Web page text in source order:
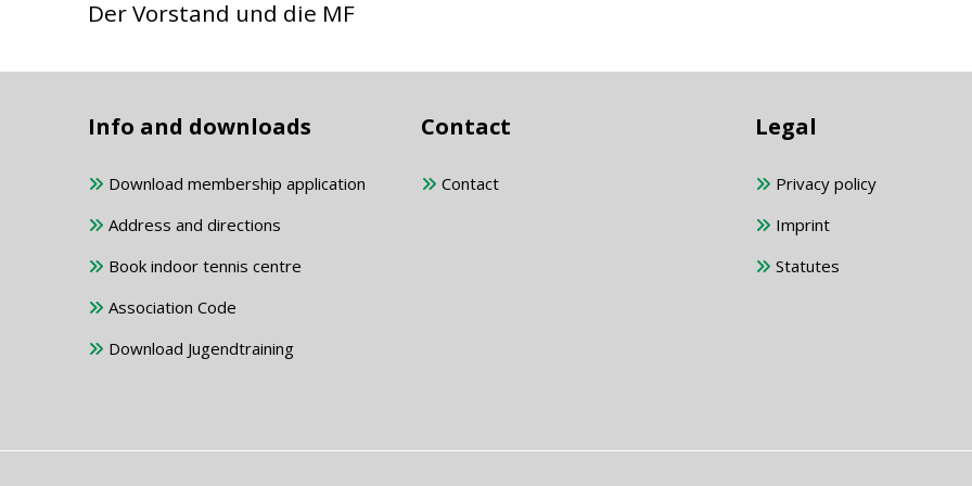
Der Vorstand und die MF
Info and downloads
Download membership application
Address and directions
Book indoor tennis centre
Association Code
Download Jugendtraining
Contact
Contact
Legal
Privacy policy
Imprint
Statutes